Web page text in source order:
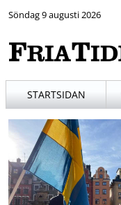
Söndag 9 augusti 2026
STARTSIDAN